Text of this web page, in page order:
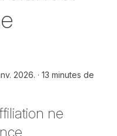
2026.
13 minutes de
ne